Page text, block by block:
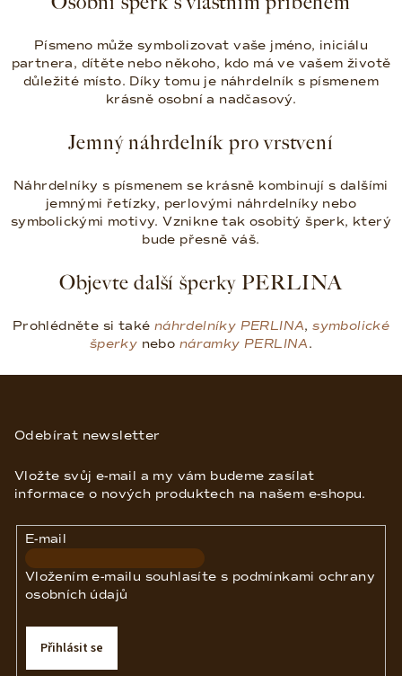
l
d
a
c
y
v
p
s
u
Písmeno může symbolizovat vaše jméno, iniciálu
partnera, dítěte nebo někoho, kdo má ve vašem životě
důležité místo. Díky tomu je náhrdelník s písmenem
krásně osobní a nadčasový.
Jemný náhrdelník pro vrstvení
Náhrdelníky s písmenem se krásně kombinují s dalšími
jemnými řetízky, perlovými náhrdelníky nebo
symbolickými motivy. Vznikne tak osobitý šperk, který
bude přesně váš.
Objevte další šperky PERLINA
Prohlédněte si také náhrdelníky PERLINA,symbolické
šperky nebo náramky PERLINA.
Odebírat newsletter
Vložte svůj e-mail a my vám budeme zasílat
informace o nových produktech na našem e-shopu.
E-mail
Vložením e-mailu souhlasíte s podmínkami ochrany
osobních údajů
Přihlásit se